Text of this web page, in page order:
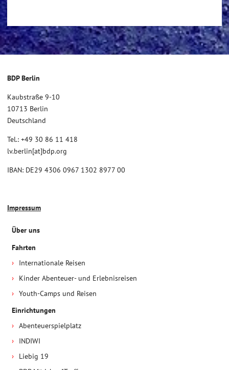
BDP Berlin
Kaubstraße 9-10
10713 Berlin
Deutschland
Tel.: +49 30 86 11 418
lv.berlin[at]bdp.org
IBAN: DE29 4306 0967 1302 8977 00
Impressum
Über uns
Fahrten
Internationale Reisen
Kinder Abenteuer- und Erlebnisreisen
Youth-Camps und Reisen
Einrichtungen
Abenteuerspielplatz
INDIWI
Liebig 19